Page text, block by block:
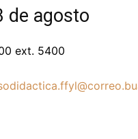
de agosto
ext. 5400